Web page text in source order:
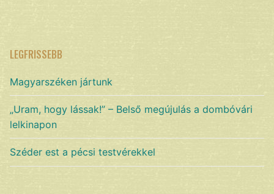
LEGFRISSEBB
Magyarszéken jártunk
„Uram, hogy lássak!” – Belső megújulás a dombóvári
lelkinapon
Széder est a pécsi testvérekkel